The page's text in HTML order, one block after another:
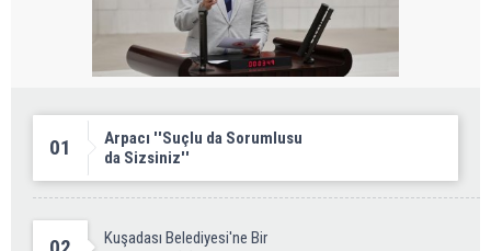
01
Arpacı ''Suçlu da Sorumlusu
da Sizsiniz''
Kuşadası Belediyesi'ne Bir